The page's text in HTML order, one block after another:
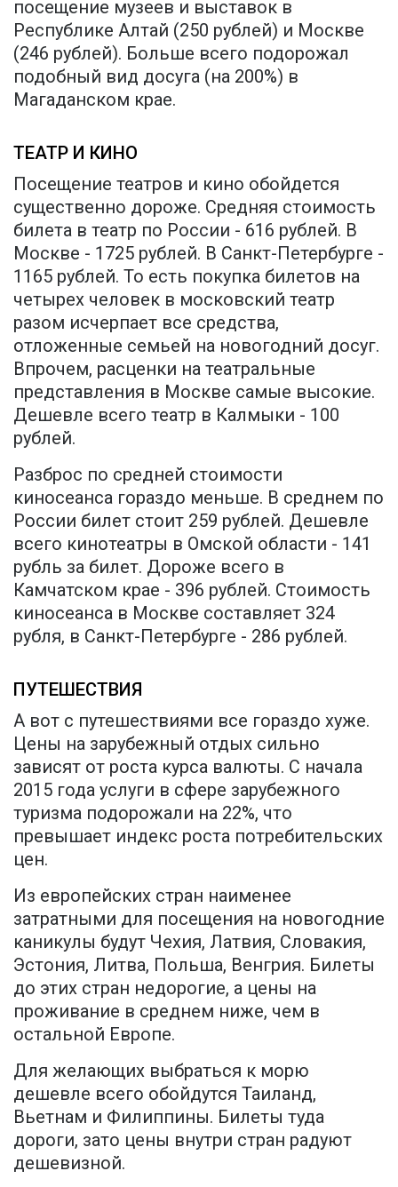
посещение музеев и выставок в
Республике Алтай (250 рублей) и Москве
(246 рублей). Больше всего подорожал
подобный вид досуга (на 200%) в
Магаданском крае.
ТЕАТР И КИНО
Посещение театров и кино обойдется
существенно дороже. Средняя стоимость
билета в театр по России - 616 рублей. В
Москве - 1725 рублей. В Санкт-Петербурге -
1165 рублей. То есть покупка билетов на
четырех человек в московский театр
разом исчерпает все средства,
отложенные семьей на новогодний досуг.
Впрочем, расценки на театральные
представления в Москве самые высокие.
Дешевле всего театр в Калмыки - 100
рублей.
Разброс по средней стоимости
киносеанса гораздо меньше. В среднем по
России билет стоит 259 рублей. Дешевле
всего кинотеатры в Омской области - 141
рубль за билет. Дороже всего в
Камчатском крае - 396 рублей. Стоимость
киносеанса в Москве составляет 324
рубля, в Санкт-Петербурге - 286 рублей.
ПУТЕШЕСТВИЯ
А вот с путешествиями все гораздо хуже.
Цены на зарубежный отдых сильно
зависят от роста курса валюты. С начала
2015 года услуги в сфере зарубежного
туризма подорожали на 22%, что
превышает индекс роста потребительских
цен.
Из европейских стран наименее
затратными для посещения на новогодние
каникулы будут Чехия, Латвия, Словакия,
Эстония, Литва, Польша, Венгрия. Билеты
до этих стран недорогие, а цены на
проживание в среднем ниже, чем в
остальной Европе.
Для желающих выбраться к морю
дешевле всего обойдутся Таиланд,
Вьетнам и Филиппины. Билеты туда
дороги, зато цены внутри стран радуют
дешевизной.